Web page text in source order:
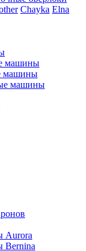
Chayka Elna
машины
машины
машины
Aurora